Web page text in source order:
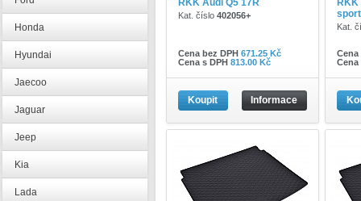
RKK Audi Q5 17R
Kat. číslo 402056+
Cena bez DPH 671.25 Kč
Cena s DPH 813.00 Kč
Koupit Informace
RKK
Kat.
Honda
Hyundai
Jaecoo
Jaguar
Jeep
Kia
Lada